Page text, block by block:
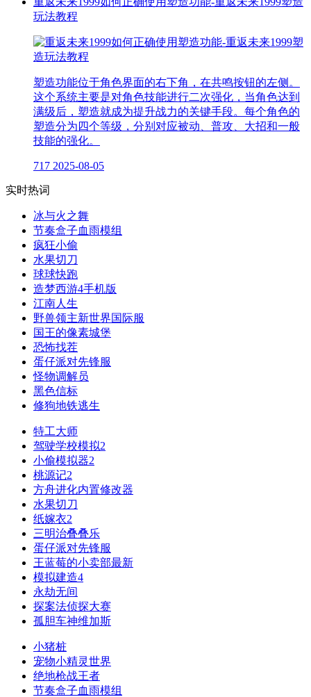
玩法教程
塑造功能位于角色界面的右下角，在共鸣按钮的左侧。
这个系统主要是对角色技能进行二次强化，当角色达到
满级后，塑造就成为提升战力的关键手段。每个角色的
塑造分为四个等级，分别对应被动、普攻、大招和一般
技能的强化。
717 2025-08-05
实时热词
冰与火之舞
节奏盒子血雨模组
疯狂小偷
水果切刀
球球快跑
造梦西游4手机版
江南人生
野兽领主新世界国际服
国王的像素城堡
恐怖找茬
蛋仔派对先锋服
怪物调解员
黑色信标
修狗地铁逃生
特工大师
驾驶学校模拟2
小偷模拟器2
桃源记2
方舟进化内置修改器
水果切刀
纸嫁衣2
三明治叠叠乐
蛋仔派对先锋服
王蓝莓的小卖部最新
模拟建造4
永劫无间
探案法侦探大赛
孤胆车神维加斯
小猪桩
宠物小精灵世界
绝地枪战王者
节奏盒子血雨模组